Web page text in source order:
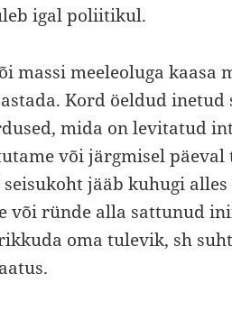
igal poliitikul.
massi meeleoluga kaasa
Kord öeldud inetud
mida on levitatud
või järgmisel
jääb kuhugi alles
või ründe alla sattunud
oma tulevik, sh